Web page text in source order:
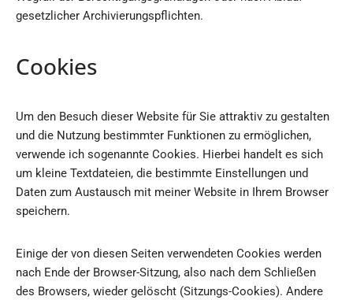
gesetzlicher Archivierungspflichten.
Cookies
Um den Besuch dieser Website für Sie attraktiv zu gestalten
und die Nutzung bestimmter Funktionen zu ermöglichen,
verwende ich sogenannte Cookies. Hierbei handelt es sich
um kleine Textdateien, die bestimmte Einstellungen und
Daten zum Austausch mit meiner Website in Ihrem Browser
speichern.
Einige der von diesen Seiten verwendeten Cookies werden
nach Ende der Browser-Sitzung, also nach dem Schließen
des Browsers, wieder gelöscht (Sitzungs-Cookies). Andere